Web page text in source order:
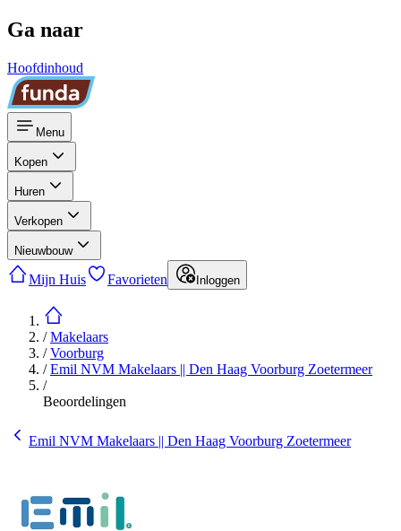
Ga naar
Hoofdinhoud
Menu
Kopen
Huren
Verkopen
Nieuwbouw
Mijn Huis Favorieten Inloggen
/Makelaars
/Voorburg
/Emil NVM Makelaars || Den Haag Voorburg Zoetermeer
/
Beoordelingen
Emil NVM Makelaars || Den Haag Voorburg Zoetermeer